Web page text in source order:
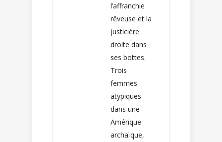
l’affranchie
rêveuse et la
justicière
droite dans
ses bottes.
Trois
femmes
atypiques
dans une
Amérique
archaïque,